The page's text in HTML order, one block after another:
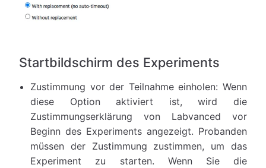
Startbildschirm des Experiments
Zustimmung vor der Teilnahme einholen: Wenn
diese Option aktiviert ist, wird die
Zustimmungserklärung von Labvanced vor
Beginn des Experiments angezeigt. Probanden
müssen der Zustimmung zustimmen, um das
Experiment zu starten. Wenn Sie die